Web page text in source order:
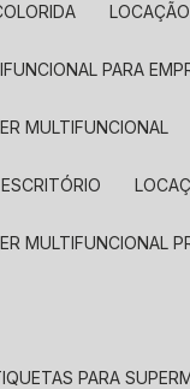
PARA
MULTIFUNCIONAL
MULTIFUNCIONAL
PARA